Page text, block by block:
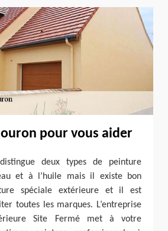
pour vous aider
deux types de peinture
et à l’huile mais il existe bon
spéciale extérieure et il est
toutes les marques. L’entreprise
Site Fermé met à votre